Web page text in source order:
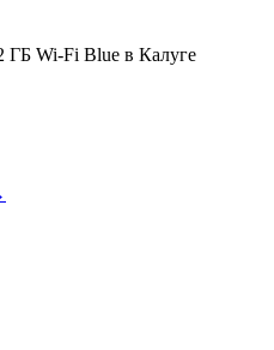
ГБ Wi-Fi Blue в Калуге